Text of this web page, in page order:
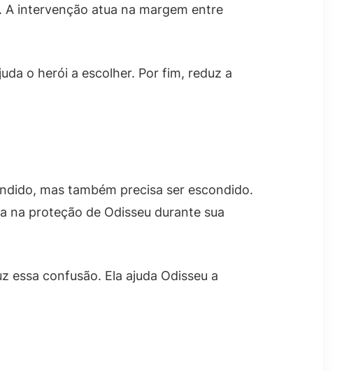
intervenção atua na margem entre
o herói a escolher. Por fim, reduz a
mas também precisa ser escondido.
na proteção de Odisseu durante sua
essa confusão. Ela ajuda Odisseu a